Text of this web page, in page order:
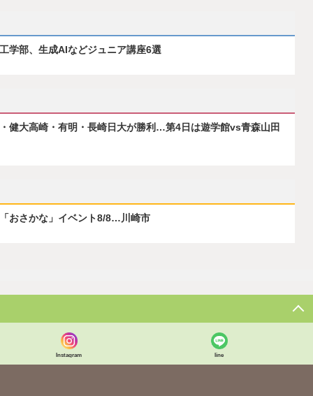
学部、生成AIなどジュニア講座6選
健大高崎・有明・長崎日大が勝利…第4日は遊学館vs青森山田
おさかな」イベント8/8…川崎市
Instagram line